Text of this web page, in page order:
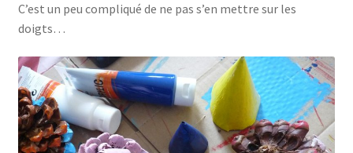
C’est un peu compliqué de ne pas s’en mettre sur les
doigts…